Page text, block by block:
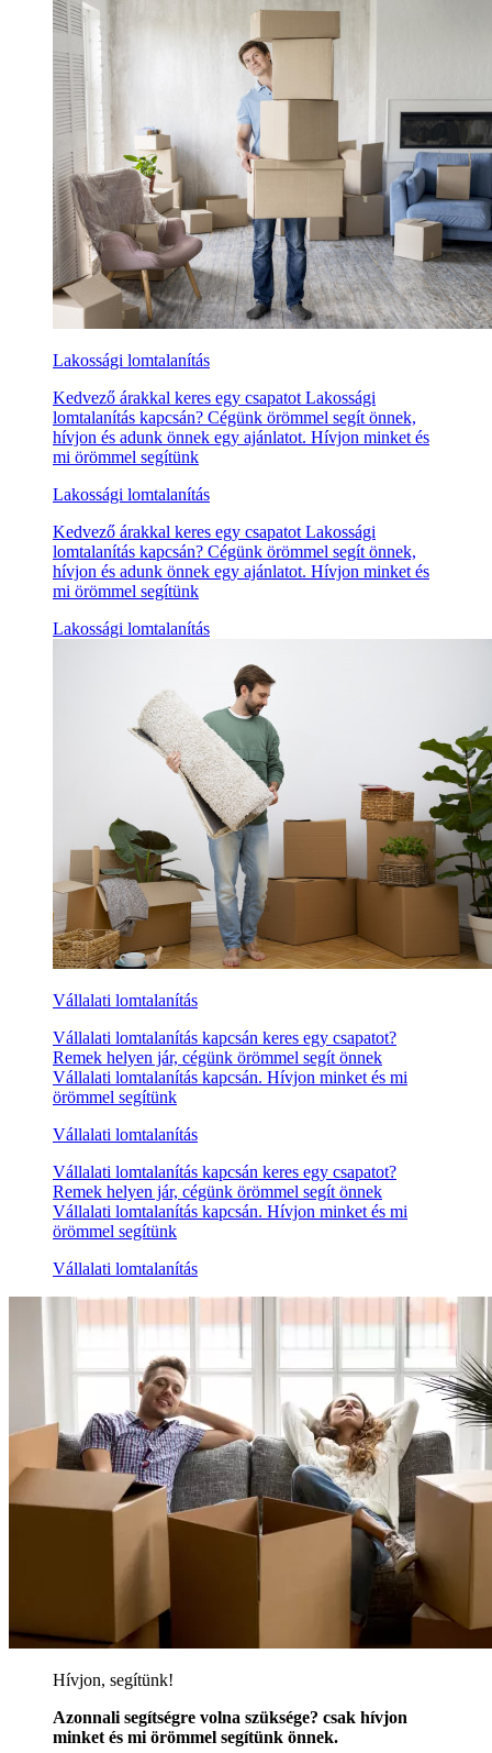
Lakossági lomtalanítás
Kedvező árakkal keres egy csapatot Lakossági
lomtalanítás kapcsán? Cégünk örömmel segít önnek,
hívjon és adunk önnek egy ajánlatot. Hívjon minket és
mi örömmel segítünk
Lakossági lomtalanítás
Kedvező árakkal keres egy csapatot Lakossági
lomtalanítás kapcsán? Cégünk örömmel segít önnek,
hívjon és adunk önnek egy ajánlatot. Hívjon minket és
mi örömmel segítünk
Lakossági lomtalanítás
Vállalati lomtalanítás
Vállalati lomtalanítás kapcsán keres egy csapatot?
Remek helyen jár, cégünk örömmel segít önnek
Vállalati lomtalanítás kapcsán. Hívjon minket és mi
örömmel segítünk
Vállalati lomtalanítás
Vállalati lomtalanítás kapcsán keres egy csapatot?
Remek helyen jár, cégünk örömmel segít önnek
Vállalati lomtalanítás kapcsán. Hívjon minket és mi
örömmel segítünk
Vállalati lomtalanítás
Hívjon, segítünk!
Azonnali segítségre volna szüksége? csak hívjon
minket és mi örömmel segítünk önnek.